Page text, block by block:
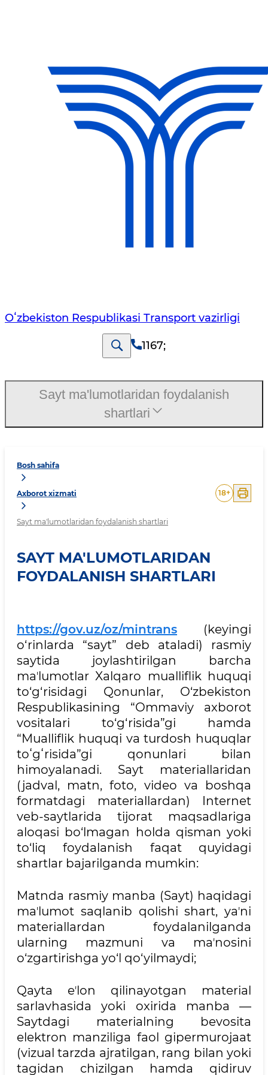
Oʻzbekiston Respublikasi Transport vazirligi
1167;
Bosh sahifa
Axborot xizmati
Sayt ma'lumotlaridan foydalanish shartlari
18+
SAYT MA'LUMOTLARIDAN
FOYDALANISH SHARTLARI
https://gov.uz/oz/mintrans
(keyingi
o‘rinlarda “sayt” deb ataladi) rasmiy
saytida joylashtirilgan barcha
maʼlumotlar Xalqaro mualliflik huquqi
to‘g‘risidagi Qonunlar, O‘zbekiston
Respublikasining “Ommaviy axborot
vositalari to‘g‘risida”gi hamda
“Mualliflik huquqi va turdosh huquqlar
toʻgʻrisida”gi qonunlari bilan
himoyalanadi. Sayt materiallaridan
(jadval, matn, foto, video va boshqa
formatdagi materiallardan) Internet
veb-saytlarida tijorat maqsadlariga
aloqasi bo‘lmagan holda qisman yoki
to‘liq foydalanish faqat quyidagi
shartlar bajarilganda mumkin:
Matnda rasmiy manba (Sayt) haqidagi
maʼlumot saqlanib qolishi shart, yaʼni
materiallardan foydalanilganda
ularning mazmuni va maʼnosini
o‘zgartirishga yo‘l qo‘yilmaydi;
Qayta eʼlon qilinayotgan material
sarlavhasida yoki oxirida manba —
Saytdagi materialning bevosita
elektron manziliga faol gipermurojaat
(vizual tarzda ajratilgan, rang bilan yoki
tagidan chizilgan hamda qidiruv
Sayt ma'lumotlaridan foydalanish
shartlari